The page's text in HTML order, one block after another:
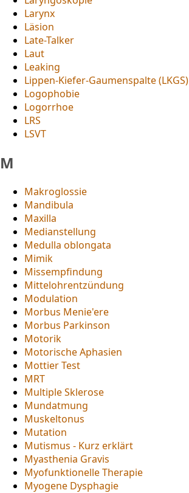
Larynx
Läsion
Late-Talker
Laut
Leaking
Lippen-Kiefer-Gaumenspalte (LKGS)
Logophobie
Logorrhoe
LRS
LSVT
M
Makroglossie
Mandibula
Maxilla
Medianstellung
Medulla oblongata
Mimik
Missempfindung
Mittelohrentzündung
Modulation
Morbus Menie'ere
Morbus Parkinson
Motorik
Motorische Aphasien
Mottier Test
MRT
Multiple Sklerose
Mundatmung
Muskeltonus
Mutation
Mutismus - Kurz erklärt
Myasthenia Gravis
Myofunktionelle Therapie
Myogene Dysphagie